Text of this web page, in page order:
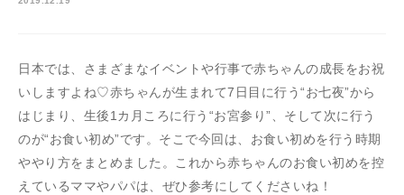
日本では、さまざまなイベントや行事で赤ちゃんの成長をお祝
いしますよね♡赤ちゃんが生まれて7日目に行う“お七夜”から
はじまり、生後1カ月ころに行う“お宮参り”、そして次に行う
のが“お食い初め”です。そこで今回は、お食い初めを行う時期
ややり方をまとめました。これから赤ちゃんのお食い初めを控
えているママやパパは、ぜひ参考にしてくださいね！